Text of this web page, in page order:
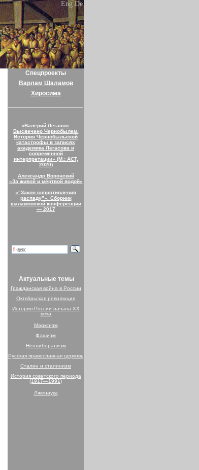
Eng De
Спецпроекты
Варлам Шаламов
Хиросима
«Валерий Легасов:
Высвечено Чернобылем.
История Чернобыльской
катастрофы в записях
академика Легасова и
современной
интерпретации» (М.: АСТ,
2020)
Александр Воронский
«За живой и мёртвой водой»
«“Закон сопротивления
распаду”». Сборник
шаламовской конференции
— 2017
Актуальные темы
Гражданская война в России
Октябрьская революция
История России начала XX
века
Марксизм
Фашизм
Неолиберализм
Русская православная церковь
Сталин и сталинизм
История советского периода
(1917—1991)
Лженаука